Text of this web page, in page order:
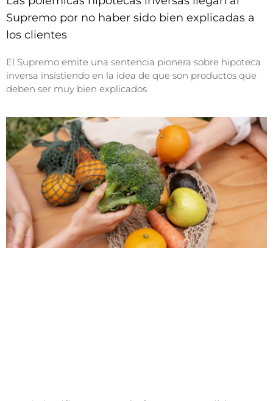
Supremo por no haber sido bien explicadas a
los clientes
El Supremo emite una sentencia pionera sobre hipoteca
inversa insistiendo en la idea de que son productos que
deben ser muy bien explicados